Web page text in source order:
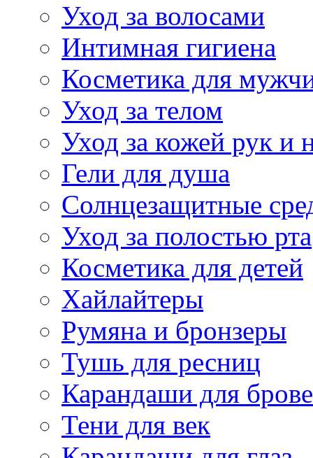
Уход за волосами
Интимная гигиена
Косметика для
Уход за телом
Уход за кожей рук и
Гели для душа
Солнцезащитные
Уход за полостью рта
Косметика для детей
Хайлайтеры
Румяна и бронзеры
Тушь для ресниц
Карандаши для
Тени для век